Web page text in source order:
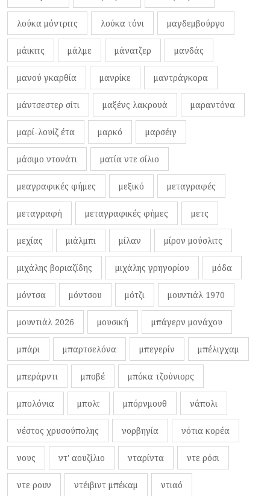
λούκα μόντριτς λούκα τόνι μαγδεμβούργο
μάικιτς μάλμε μάνατζερ μανδάς
μανού γκαρθία μανρίκε μαντράγκορα
μάντσεστερ σίτι μαξένς λακρουά μαραντόνα
μαρί-λουίζ έτα μαρκό μαρσέιγ
μάσιμο ντονάτι ματία ντε σίλιο
μεαγραφικές φήμες μεξικό μεταγραφές
μεταγραφή μεταγραφικές φήμες μετς
μεχίας μιάλμπι μίλαν μίρον μούσλιτς
μιχάλης βοριαζίδης μιχάλης γρηγορίου μόδα
μόντσα μόντσου μότζι μουντιάλ 1970
μουντιάλ 2026 μουσική μπάγερν μονάχου
μπάρι μπαρτσελόνα μπεγερίν μπέλιγχαμ
μπεράρντι μποβέ μπόκα τζούνιορς
μπολόνια μπολτ μπόρνμουθ νάπολι
νέστος χρυσούπολης νορβηγία νότια κορέα
νους ντ' αουζίλιο νταρίντα ντε ρόσι
ντε ρουν ντέιβιντ μπέκαμ ντιαό